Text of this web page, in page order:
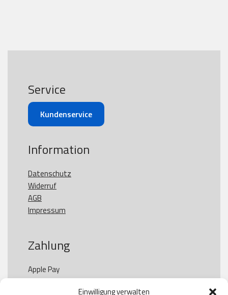
Einwilligung verwalten
Service
Kundenservice
Information
Datenschutz
Widerruf
AGB
Impressum
Zahlung
Apple Pay
Paypal